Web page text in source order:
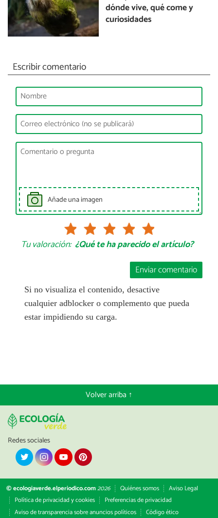
dónde vive, qué come y
curiosidades
Escribir comentario
Añade una imagen
Tu valoración: ¿Qué te ha parecido el artículo?
Enviar comentario
Si no visualiza el contenido, desactive
cualquier adblocker o complemento que pueda
estar impidiendo su carga.
Volver arriba ↑
Redes sociales
© ecologiaverde.elperiodico.com2026 Quiénes somos
Aviso Legal
Política de privacidad y cookies
Preferencias de privacidad
Aviso de transparencia sobre anuncios políticos
Código ético